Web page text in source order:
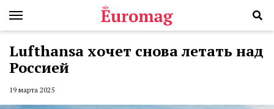
Lufthansa хочет снова летать над
Россией
19 марта 2025